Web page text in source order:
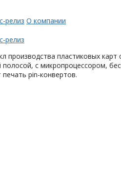
релиз О компании
релиз
производства пластиковых
с микропроцессором,
pin-конвертов.